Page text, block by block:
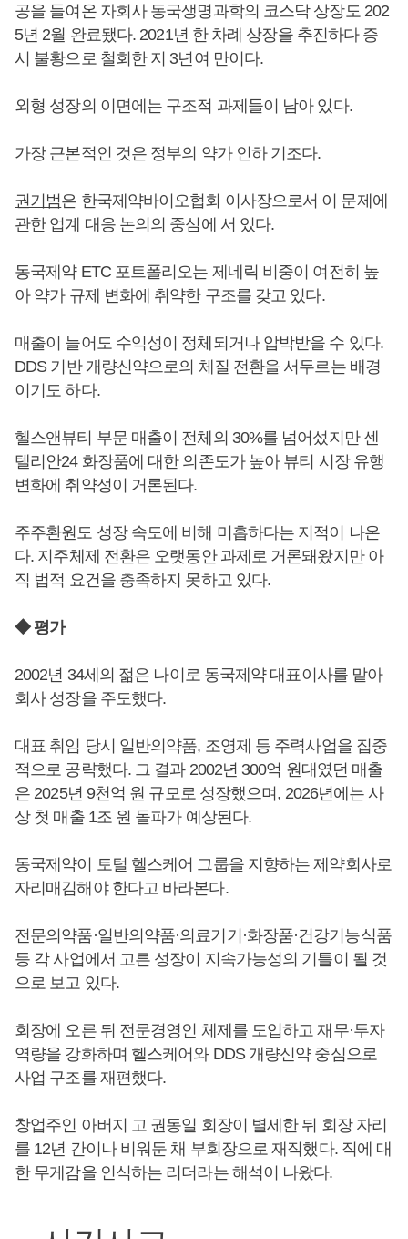
공을 들여온 자회사 동국생명과학의 코스닥 상장도 202
5년 2월 완료됐다. 2021년 한 차례 상장을 추진하다 증
시 불황으로 철회한 지 3년여 만이다.
외형 성장의 이면에는 구조적 과제들이 남아 있다.
가장 근본적인 것은 정부의 약가 인하 기조다.
권기범은 한국제약바이오협회 이사장으로서 이 문제에
관한 업계 대응 논의의 중심에 서 있다.
동국제약 ETC 포트폴리오는 제네릭 비중이 여전히 높
아 약가 규제 변화에 취약한 구조를 갖고 있다.
매출이 늘어도 수익성이 정체되거나 압박받을 수 있다.
DDS 기반 개량신약으로의 체질 전환을 서두르는 배경
이기도 하다.
헬스앤뷰티 부문 매출이 전체의 30%를 넘어섰지만 센
텔리안24 화장품에 대한 의존도가 높아 뷰티 시장 유행
변화에 취약성이 거론된다.
주주환원도 성장 속도에 비해 미흡하다는 지적이 나온
다. 지주체제 전환은 오랫동안 과제로 거론돼왔지만 아
직 법적 요건을 충족하지 못하고 있다.
◆ 평가
2002년 34세의 젊은 나이로 동국제약 대표이사를 맡아
회사 성장을 주도했다.
대표 취임 당시 일반의약품, 조영제 등 주력사업을 집중
적으로 공략했다. 그 결과 2002년 300억 원대였던 매출
은 2025년 9천억 원 규모로 성장했으며, 2026년에는 사
상 첫 매출 1조 원 돌파가 예상된다.
동국제약이 토털 헬스케어 그룹을 지향하는 제약회사로
자리매김해야 한다고 바라본다.
전문의약품·일반의약품·의료기기·화장품·건강기능식품
등 각 사업에서 고른 성장이 지속가능성의 기틀이 될 것
으로 보고 있다.
회장에 오른 뒤 전문경영인 체제를 도입하고 재무·투자
역량을 강화하며 헬스케어와 DDS 개량신약 중심으로
사업 구조를 재편했다.
창업주인 아버지 고 권동일 회장이 별세한 뒤 회장 자리
를 12년 간이나 비워둔 채 부회장으로 재직했다. 직에 대
한 무게감을 인식하는 리더라는 해석이 나왔다.